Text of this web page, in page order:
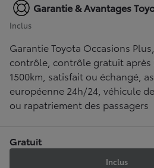
Garantie & Avantages
Inclus
Garantie Toyota Occasions
contrôle, contrôle gratuit après
1500km, satisfait ou échangé,
européenne 24h/24, véhicule
ou rapatriement des passagers
Gratuit
Inclus